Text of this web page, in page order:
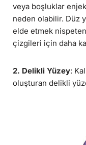
veya boşluklar
neden olabilir. Düz
elde etmek
çizgileri için daha
2. Delikli Yüzey:
oluşturan delikli